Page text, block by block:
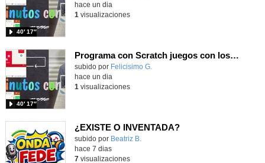
40′ 17″
hace un dia
1 visualizaciones
Programa con Scratch juegos con los partidos del mundial 2026 ganados por España
Contenido educativo.
subido por Felicisimo G.
40′ 17″
hace un dia
1 visualizaciones
¿EXISTE O INVENTADA?
Contenido educativo.
subido por Beatriz B.
hace 7 dias
7visualizaciones